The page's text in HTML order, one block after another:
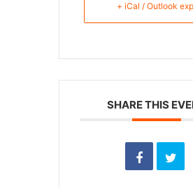
+ iCal / Outlook
SHARE THIS